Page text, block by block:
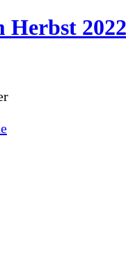
Herbst